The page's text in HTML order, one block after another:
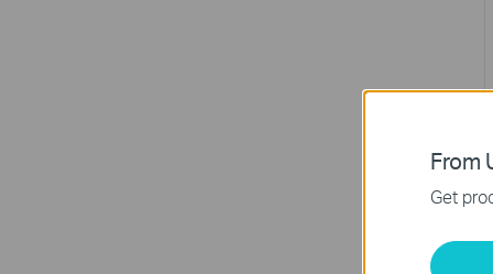
From
Get